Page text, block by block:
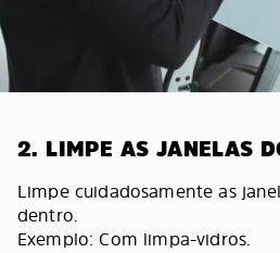
2. LIMPE AS JANELAS
Limpe cuidadosamente as
dentro.
Exemplo: Com limpa-vidros.